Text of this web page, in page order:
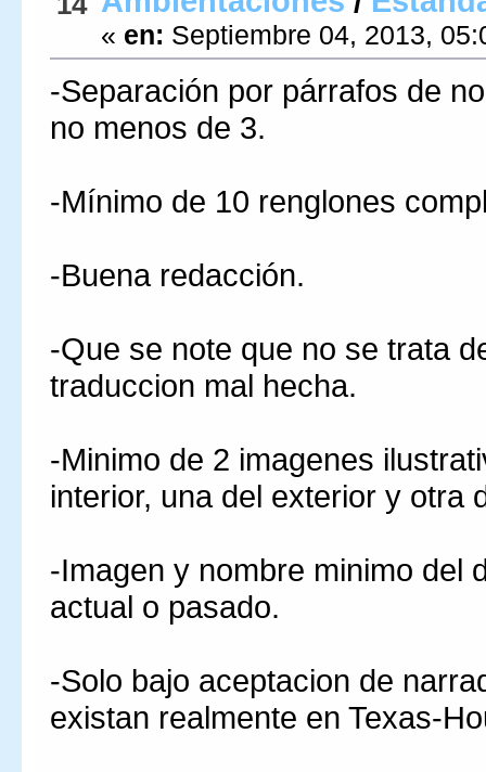
« en: Septiembre 04, 2013,
-Separación por párrafos de
no menos de 3.
-Mínimo de 10 renglones
-Buena redacción.
-Que se note que no se trata
traduccion mal hecha.
-Minimo de 2 imagenes
interior, una del exterior y otra
-Imagen y nombre minimo del
actual o pasado.
-Solo bajo aceptacion de
existan realmente en Texas-